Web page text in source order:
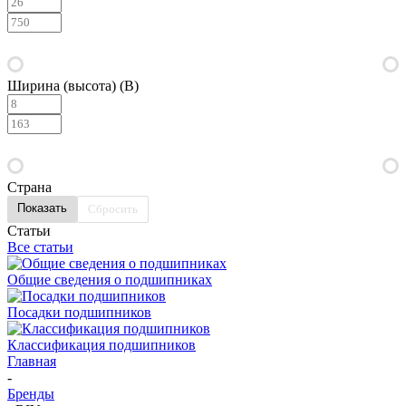
Ширина (высота) (B)
Страна
Сбросить
Статьи
Все статьи
Общие сведения о подшипниках
Посадки подшипников
Классификация подшипников
Главная
-
Бренды